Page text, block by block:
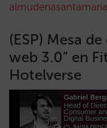
almudenasantamaria
(ESP) Mesa
web 3.0” en
Hotelverse